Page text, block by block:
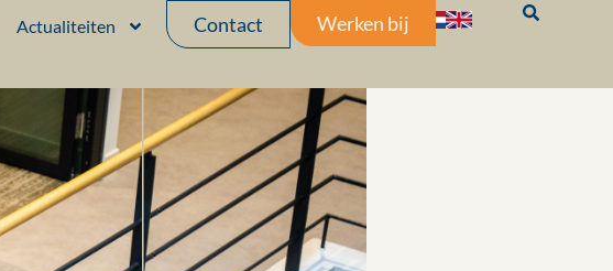
Actualiteiten Contact Werken bij